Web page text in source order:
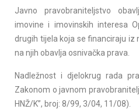
Javno pravobraniteljstvo
imovine i imovinskih interesa
drugih tijela koja se financiraju iz
na njih obavlja osnivačka prava.
Nadležnost i djelokrug rada
Zakonom o javnom
HNŽ/K”, broj: 8/99, 3/04, 11/08).